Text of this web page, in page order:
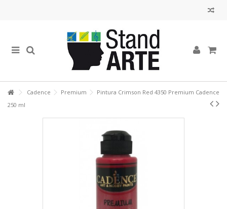
Cadence Premium
Pintura Crimson Red 4350 Premium Cadence
250 ml